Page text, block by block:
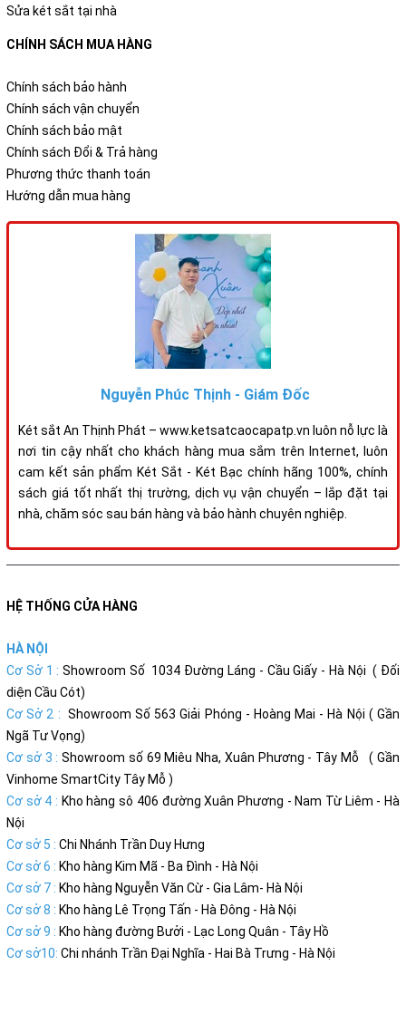
Sửa két sắt tại nhà
CHÍNH SÁCH MUA HÀNG
Chính sách bảo hành
Chính sách vận chuyển
Chính sách bảo mật
Chính sách Đổi & Trả hàng
Phương thức thanh toán
Hướng dẫn mua hàng
Nguyễn Phúc Thịnh - Giám Đốc
Két sắt An Thịnh Phát – www.ketsatcaocapatp.vn luôn nỗ lực là
nơi tin cậy nhất cho khách hàng mua sắm trên Internet, luôn
cam kết sản phẩm Két Sắt - Két Bạc chính hãng 100%, chính
sách giá tốt nhất thị trường, dịch vụ vận chuyển – lắp đặt tại
nhà, chăm sóc sau bán hàng và bảo hành chuyên nghiệp.
HỆ THỐNG CỬA HÀNG
HÀ NỘI
Cơ Sở 1 : Showroom Số 1034 Đường Láng - Cầu Giấy - Hà Nội ( Đối
diện Cầu Cót)
Cơ Sở 2 : Showroom Số 563 Giải Phóng - Hoàng Mai - Hà Nội ( Gần
Ngã Tư Vọng)
Cơ sở 3 : Showroom số 69 Miêu Nha, Xuân Phương - Tây Mỗ ( Gần
Vinhome SmartCity Tây Mỗ )
Cơ sở 4 : Kho hàng sô 406 đường Xuân Phương - Nam Từ Liêm - Hà
Nội
Cơ sở 5 : Chi Nhánh Trần Duy Hưng
Cơ sở 6 : Kho hàng Kim Mã - Ba Đình - Hà Nội
Cơ sở 7 : Kho hàng Nguyễn Văn Cừ - Gia Lâm- Hà Nội
Cơ sở 8 : Kho hàng Lê Trọng Tấn - Hà Đông - Hà Nội
Cơ sở 9 : Kho hàng đường Bưởi - Lạc Long Quân - Tây Hồ
Cơ sở10: Chi nhánh Trần Đại Nghĩa - Hai Bà Trưng - Hà Nội